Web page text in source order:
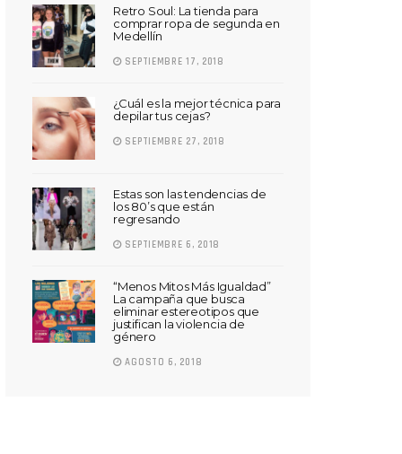
Retro Soul: La tienda para
comprar ropa de segunda en
Medellín
SEPTIEMBRE 17, 2018
¿Cuál es la mejor técnica para
depilar tus cejas?
SEPTIEMBRE 27, 2018
Estas son las tendencias de
los 80’s que están
regresando
SEPTIEMBRE 6, 2018
“Menos Mitos Más Igualdad”
La campaña que busca
eliminar estereotipos que
justifican la violencia de
género
AGOSTO 6, 2018